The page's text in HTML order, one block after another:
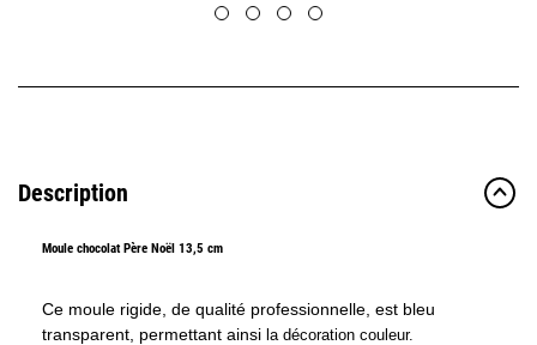
Description
Moule chocolat Père Noël 13,5 cm
Ce moule rigide, de qualité professionnelle, est bleu
transparent, permettant ainsi la décoration couleur.